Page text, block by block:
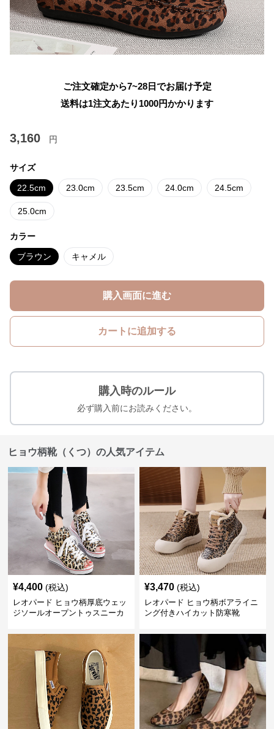
ご注文確定から7~28日でお届け予定
送料は1注文あたり 1000円かかります
3,160 円
サイズ
22.5cm 23.0cm 23.5cm 24.0cm 24.5cm
25.0cm
カラー
ブラウン キャメル
購入画面に進む
カートに追加する
購入時のルール
必ず購入前にお読みください。
ヒョウ柄靴（くつ）の人気アイテム
¥4,400 (税込)
レオパード ヒョウ柄厚底ウェッ
ジソールオープントゥスニーカ
¥3,470 (税込)
レオパード ヒョウ柄ボアライニ
ング付きハイカット防寒靴